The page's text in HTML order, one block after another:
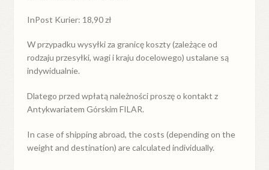
InPost Kurier: 18,90 zł
W przypadkuwysyłkiza granicękoszty (zależące od
rodzaju przesyłki, wagi i kraju docelowego) ustalane są
indywidualnie.
Dlatego przed wpłatą należności proszę o kontakt z
Antykwariatem Górskim FILAR.
In case of shipping abroad, the costs (depending on the
weight and destination) are calculated individually.